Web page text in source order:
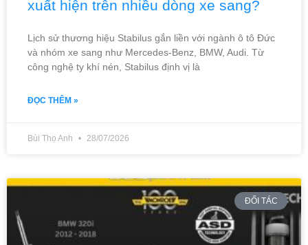
xuất hiện trên nhiều dòng xe sang?
Lịch sử thương hiệu Stabilus gắn liền với ngành ô tô Đức
và nhóm xe sang như Mercedes-Benz, BMW, Audi. Từ
công nghệ ty khí nén, Stabilus định vị là
ĐỌC THÊM »
Bùi Thọ Anh 28/07/2026
ĐỐI TÁC